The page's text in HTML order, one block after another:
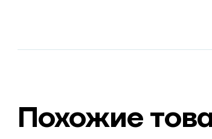
Похожие